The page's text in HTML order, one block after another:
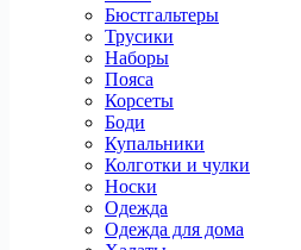
Бюстгальтеры
Трусики
Наборы
Пояса
Корсеты
Боди
Купальники
Колготки и чулки
Носки
Одежда
Одежда для дома